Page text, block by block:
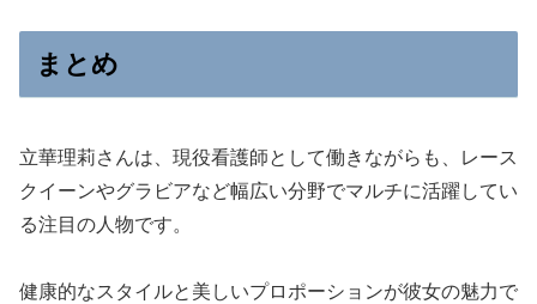
まとめ
立華理莉さんは、現役看護師として働きながらも、レース
クイーンやグラビアなど幅広い分野でマルチに活躍してい
る注目の人物です。
健康的なスタイルと美しいプロポーションが彼女の魅力で